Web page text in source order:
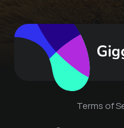
Terms of